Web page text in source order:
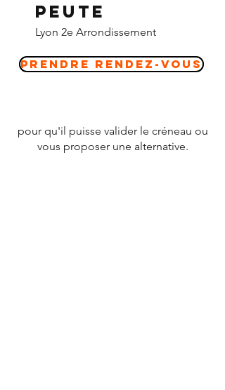
peute
Lyon 2e Arrondissement
Prendre Rendez-vous
pour qu'il puisse valider le créneau ou
vous proposer une alternative.